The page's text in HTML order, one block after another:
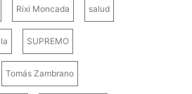
Rixi Moncada salud
SUPREMO
Tomás Zambrano